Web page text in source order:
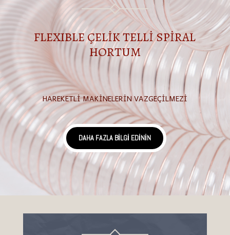
FLEXIBLE ÇELİK TELLİ SPİRAL
HORTUM
HAREKETLI MAKINELERIN VAZGEÇILMEZI
DAHA FAZLA BILGI EDININ